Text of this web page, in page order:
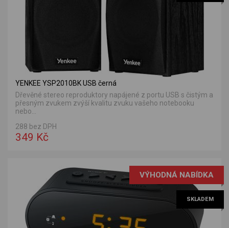
YENKEE YSP2010BK USB černá
Dřevěné stereo reproduktory napájené z portu USB s čistým a
přesným zvukem zvýší kvalitu zvuku vašeho notebooku
nebo...
288 bez DPH
349 Kč
VÝHODNÁ NABÍDKA
SKLADEM